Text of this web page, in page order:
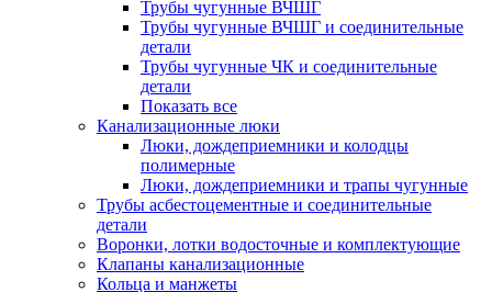
Трубы чугунные ВЧШГ
Трубы чугунные ВЧШГ и соединительные
детали
Трубы чугунные ЧК и соединительные
детали
Показать все
Канализационные люки
Люки, дождеприемники и колодцы
полимерные
Люки, дождеприемники и трапы чугунные
Трубы асбестоцементные и соединительные
детали
Воронки, лотки водосточные и комплектующие
Клапаны канализационные
Кольца и манжеты